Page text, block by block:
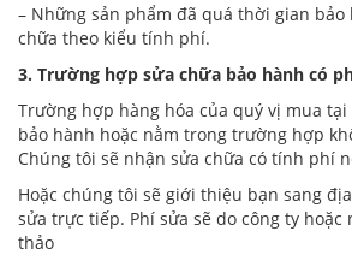
– Những sản phẩm đã quá thời gian bảo
chữa theo kiểu tính phí.
3. Trường hợp sửa chữa bảo hành có
Trường hợp hàng hóa của quý vị mua tại
bảo hành hoặc nằm trong trường hợp
Chúng tôi sẽ nhận sửa chữa có tính phí
Hoặc chúng tôi sẽ giới thiệu bạn sang
sửa trực tiếp. Phí sửa sẽ do công ty
thảo